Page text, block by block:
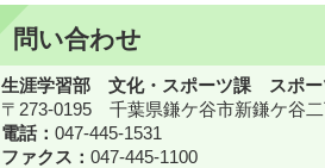
問い合わせ
生涯学習部 文化・スポーツ課 スポー
〒273-0195 千葉県鎌ケ谷市新鎌ケ谷
電話： 047-445-1531
ファクス： 047-445-1100